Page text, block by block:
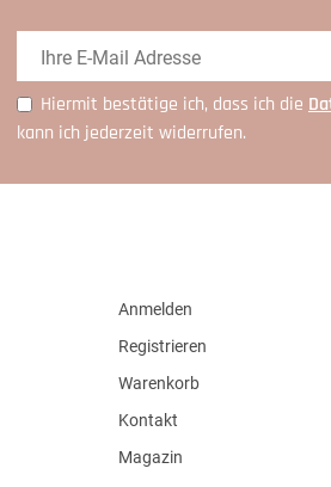
Hiermit bestätige ich, dass ich die
kann ich jederzeit widerrufen.
Anmelden
Registrieren
Warenkorb
Kontakt
Magazin